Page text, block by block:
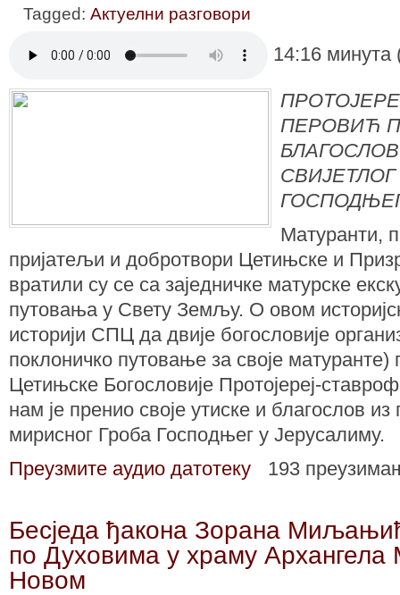
Tagged: Актуелни разговори
14:16
ПЕРОВИЋ
Матуранти,
пријатељи и добротвори Цетињске и
вратили су се са заједничке матурске
путовања у Свету Земљу. О овом
историји СПЦ да двије богословије
поклоничко путовање за своје матуранте)
Цетињске Богословије Протојереј-
нам је пренио своје утиске и благослов из
мирисног Гроба Господњег у Јерусалиму.
Преузмите аудио датотеку
193
Бесједа ђакона Зорана
по Духовима у храму Архангела
Новом